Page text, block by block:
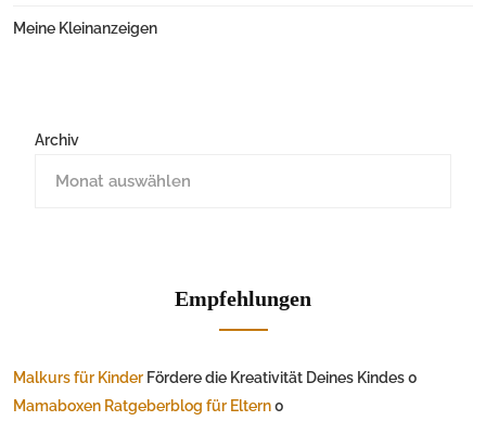
Meine Kleinanzeigen
Archiv
Empfehlungen
Malkurs für Kinder Fördere die Kreativität Deines Kindes 0
Mamaboxen Ratgeberblog für Eltern0